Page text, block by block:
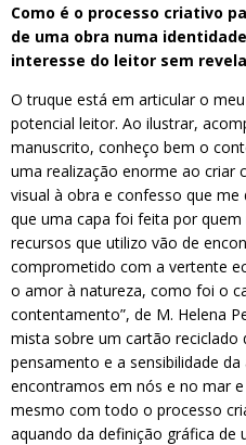
Como é o processo criativo
de uma obra numa
interesse do leitor sem
O truque está em articular o
potencial leitor. Ao ilustrar,
manuscrito, conheço bem o
uma realização enorme ao criar
visual à obra e confesso que
que uma capa foi feita por quem
recursos que utilizo vão de
comprometido com a vertente
o amor à natureza, como foi o
contentamento”, de M. Helena
mista sobre um cartão reciclado
pensamento e a sensibilidade
encontramos em nós e no mar
mesmo com todo o processo
aquando da definição gráfica de